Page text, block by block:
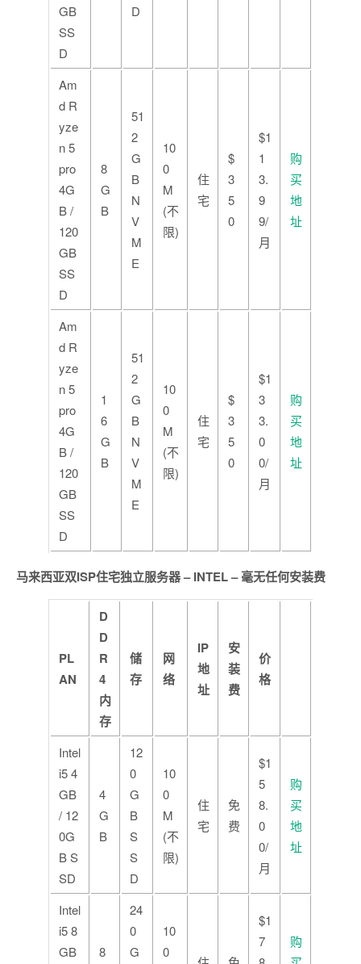
GB
SS
D
D
Am
d R
yze
n 5
pro
4G
B /
120
GB
SS
D
8
G
B
51
2
G
B
N
V
M
E
10
0
M
(不
限)
住
宅
$
3
5
0
$1
1
3.
9
9/
月
购
买
地
址
Am
d R
yze
n 5
pro
4G
B /
120
GB
SS
D
1
6
G
B
51
2
G
B
N
V
M
E
10
0
M
(不
限)
住
宅
$
3
5
0
$1
3
3.
0
0/
月
购
买
地
址
马来西亚双ISP住宅独立服务器 – INTEL – 毫无任何安装费
PL
AN
D
D
R
4
内
存
储
存
网
络
IP
地
址
安
装
费
价
格
Intel
i5 4
GB
/ 12
0G
B S
SD
4
G
B
12
0
G
B
S
S
D
10
0
M
(不
限)
住
宅
免
费
$1
5
8.
0
0/
月
购
买
地
址
Intel
i5 8
GB
8
24
0
G
10
0
$1
7
购